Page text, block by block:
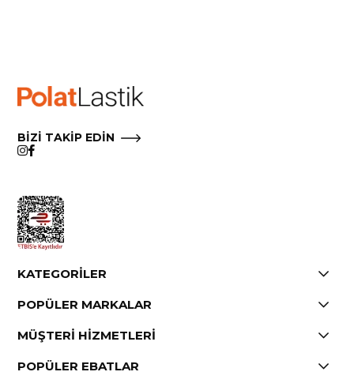
BİZİ TAKİP EDİN
KATEGORİLER
POPÜLER MARKALAR
MÜŞTERİ HİZMETLERİ
POPÜLER EBATLAR